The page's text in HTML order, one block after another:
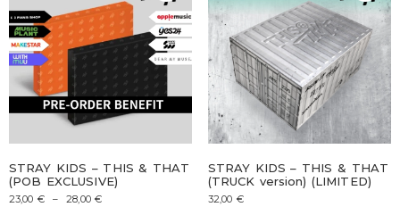
STRAY KIDS – THIS & THAT
(POB EXCLUSIVE)
23,00 € – 28,00€
STRAY KIDS – THIS & THAT
(TRUCK version) (LIMITED)
32,00 €